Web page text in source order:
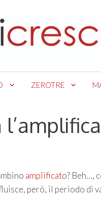
ZEROTRE
amplificato? Beh…,
però, il periodo di